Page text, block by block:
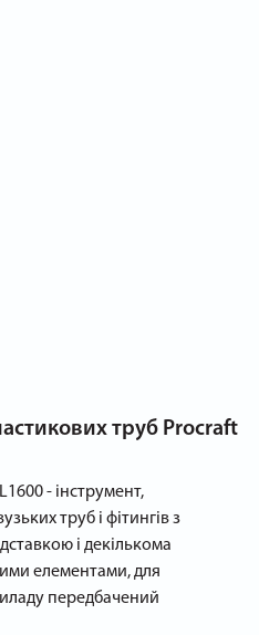
труб Procraft
- інструмент,
труб і фітингів з
і декількома
елементами, для
передбачений